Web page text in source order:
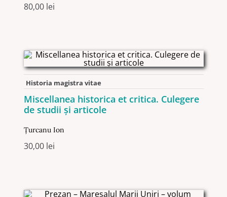
80,00 lei
Historia magistra vitae
Miscellanea historica et critica. Culegere
de studii şi articole
Ţurcanu Ion
30,00 lei